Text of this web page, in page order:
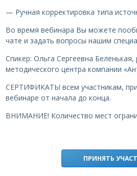
— Ручная корректировка типа
Во время вебинара Вы можете
чате и задать вопросы нашим
Спикер: Ольга Сергеевна
методического центра компании
СЕРТИФИКАТЫ всем участникам,
вебинаре от начала до конца.
ВНИМАНИЕ! Количество мест
ПРИНЯТЬ